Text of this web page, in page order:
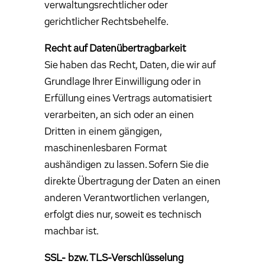
verwaltungsrechtlicher oder
gerichtlicher Rechtsbehelfe.
Recht auf Daten­übertrag­barkeit
Sie haben das Recht, Daten, die wir auf
Grundlage Ihrer Einwilligung oder in
Erfüllung eines Vertrags automatisiert
verarbeiten, an sich oder an einen
Dritten in einem gängigen,
maschinenlesbaren Format
aushändigen zu lassen. Sofern Sie die
direkte Übertragung der Daten an einen
anderen Verantwortlichen verlangen,
erfolgt dies nur, soweit es technisch
machbar ist.
SSL- bzw. TLS-Verschlüsselung